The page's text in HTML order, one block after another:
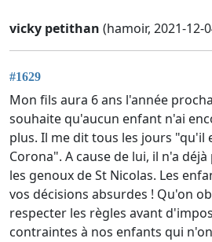
vicky petithan (hamoir, 2021-12-
#1629
Mon fils aura 6 ans l'année
souhaite qu'aucun enfant n'ai
plus. Il me dit tous les jours "qu'il
Corona". A cause de lui, il n'a
les genoux de St Nicolas. Les
vos décisions absurdes ! Qu'on
respecter les règles avant
contraintes à nos enfants qui